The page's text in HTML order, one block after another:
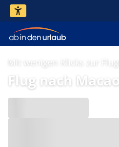
Mit wenigen Klicks zur
Flug nach